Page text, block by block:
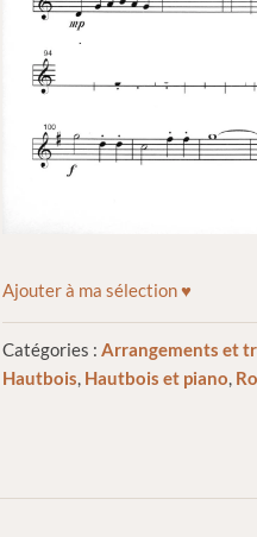
Ajouter à ma sélection ♥
Catégories :Arrangements et
Hautbois, Hautbois et piano,